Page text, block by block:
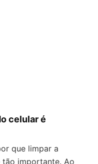
celular é
que limpar a
tão importante. Ao